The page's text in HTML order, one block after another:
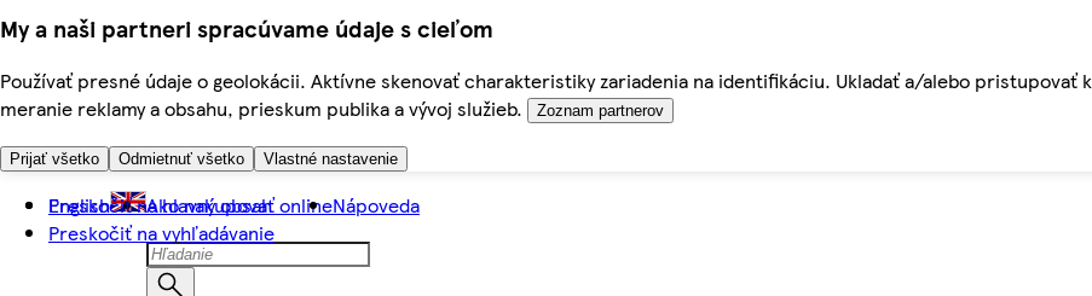
My a naši partneri spracúvame údaje s cieľom
Používať presné údaje o geolokácii. Aktívne skenovať charakteristiky zariadenia na identifikáciu. Ukladať a/alebo pristupovať
meranie reklamy a obsahu, prieskum publika a vývoj služieb.
Zoznam partnerov
Prijať všetko Odmietnuť všetko Vlastné nastavenie
Preskočiť na hlavný obsah
Preskočiť na vyhľadávanie
English Ako nakupovať onlineNápoveda